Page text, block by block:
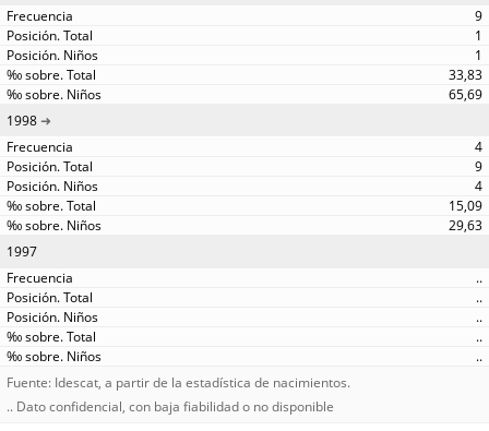
9
1
1
33,83
65,69
1998
4
9
4
15,09
29,63
1997
..
..
..
..
..
Fuente: Idescat, a partir de la estadística de nacimientos.
.. Dato confidencial, con baja fiabilidad o no disponible